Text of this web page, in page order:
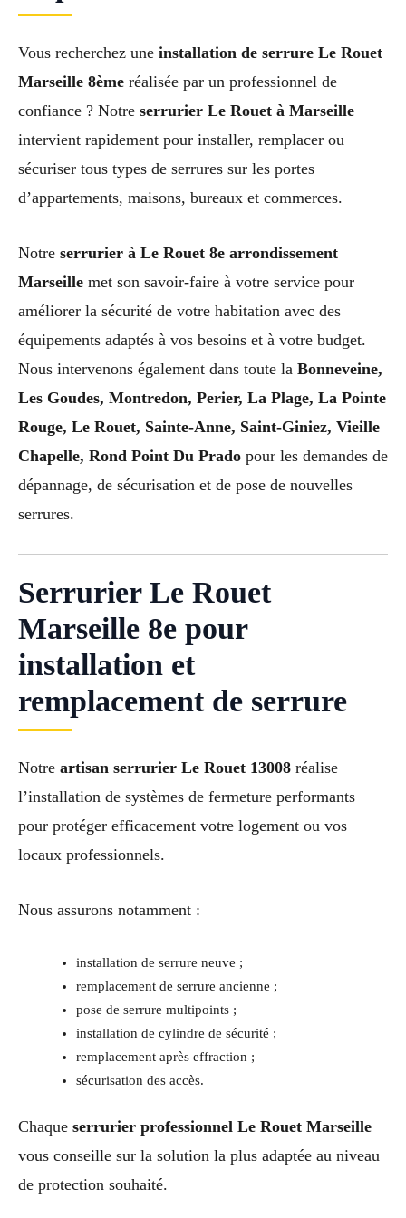
Vous recherchez une installation de serrure Le Rouet
Marseille 8ème réalisée par un professionnel de
confiance ? Notre serrurier Le Rouet à Marseille
intervient rapidement pour installer, remplacer ou
sécuriser tous types de serrures sur les portes
d’appartements, maisons, bureaux et commerces.
Notre serrurier à Le Rouet 8e arrondissement
Marseille met son savoir-faire à votre service pour
améliorer la sécurité de votre habitation avec des
équipements adaptés à vos besoins et à votre budget.
Nous intervenons également dans toute la Bonneveine,
Les Goudes, Montredon, Perier, La Plage, La Pointe
Rouge, Le Rouet, Sainte-Anne, Saint-Giniez, Vieille
Chapelle, Rond Point Du Prado pour les demandes de
dépannage, de sécurisation et de pose de nouvelles
serrures.
Serrurier Le Rouet
Marseille 8e pour
installation et
remplacement de serrure
Notre artisan serrurier Le Rouet 13008 réalise
l’installation de systèmes de fermeture performants
pour protéger efficacement votre logement ou vos
locaux professionnels.
Nous assurons notamment :
installation de serrure neuve ;
remplacement de serrure ancienne ;
pose de serrure multipoints ;
installation de cylindre de sécurité ;
remplacement après effraction ;
sécurisation des accès.
Chaque serrurier professionnel Le Rouet Marseille
vous conseille sur la solution la plus adaptée au niveau
de protection souhaité.